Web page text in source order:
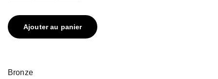
Ajouter au panier
Bronze